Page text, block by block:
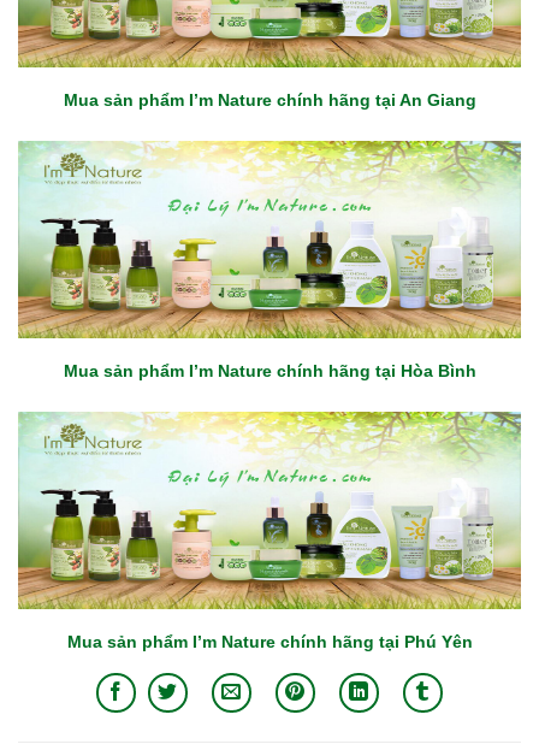
Mua sản phẩm I’m Nature chính hãng tại An Giang
Mua sản phẩm I’m Nature chính hãng tại Hòa Bình
Mua sản phẩm I’m Nature chính hãng tại Phú Yên